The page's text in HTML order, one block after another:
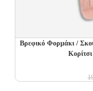
Βρεφικό Φορμάκι /